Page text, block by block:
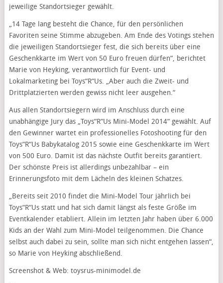
jeweilige Standortsieger gewählt.
„14 Tage lang besteht die Chance, für den persönlichen
Favoriten seine Stimme abzugeben. Am Ende des Votings stehen
die jeweiligen Standortsieger fest, die sich bereits über eine
Geschenkkarte im Wert von 50 Euro freuen dürfen“, berichtet
Marie von Heyking, verantwortlich für Event- und
Lokalmarketing bei Toys“R“Us. „Aber auch die Zweit- und
Drittplatzierten werden gewiss nicht leer ausgehen.“
Aus allen Standortsiegern wird im Anschluss durch eine
unabhängige Jury das „Toys“R“Us Mini-Model 2014“ gewählt. Auf
den Gewinner wartet ein professionelles Fotoshooting für den
Toys“R“Us Babykatalog 2015 sowie eine Geschenkkarte im Wert
von 500 Euro. Damit ist das nächste Outfit bereits garantiert.
Der schönste Preis ist allerdings unbezahlbar – ein
Erinnerungsfoto mit dem Lächeln des kleinen Schatzes.
„Bereits seit 2010 findet die Mini-Model Tour jährlich bei
Toys“R“Us statt und hat sich damit längst als feste Größe im
Eventkalender etabliert. Allein im letzten Jahr haben über 6.000
Kids an der Wahl zum Mini-Model teilgenommen. Die Chance
selbst auch dabei zu sein, sollte man sich nicht entgehen lassen“,
so Marie von Heyking abschließend.
Screenshot & Web: toysrus-minimodel.de